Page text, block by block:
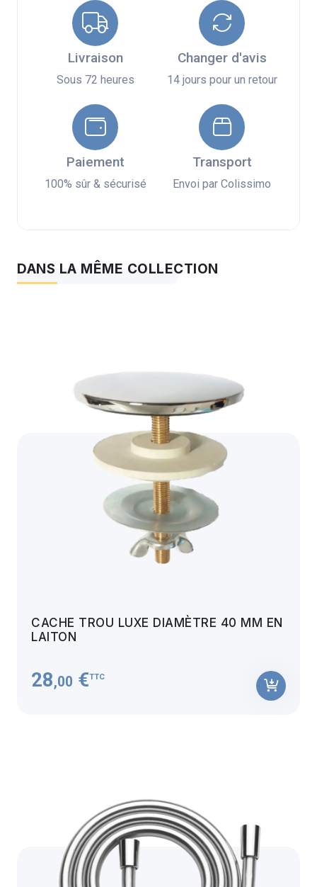
Livraison
Sous 72 heures
Changer d'avis
14 jours pour un retour
Paiement
100% sûr & sécurisé
Transport
Envoi par Colissimo
DANS LA MÊME COLLECTION
CACHE TROU LUXE DIAMÈTRE 40 MM EN
LAITON
28,00 €TTC